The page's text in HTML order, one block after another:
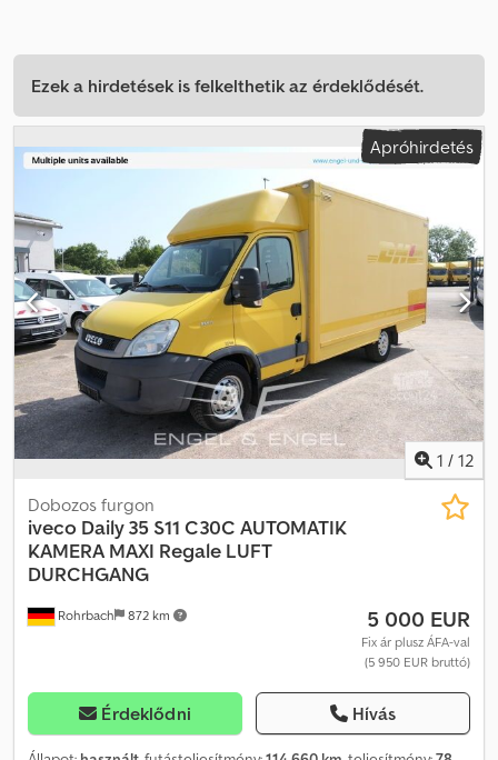
Ezek a hirdetések is felkelthetik az érdeklődését.
Apróhirdetés
1 / 12
Rohrbach 872 km
Dobozos furgon
iveco Daily 35 S11 C30C AUTOMATIK
KAMERA MAXI Regale LUFT
DURCHGANG
5 000 EUR
Fix ár plusz ÁFA-val
(5 950 EUR bruttó)
Érdeklődni Hívás